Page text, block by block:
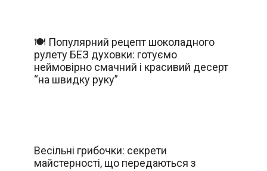
🍽️ Популярний рецепт шоколадного
рулету БЕЗ духовки: готуємо
неймовірно смачний і красивий десерт
“на швидку руку”
Весільні грибочки: секрети
майстерності, що передаються з